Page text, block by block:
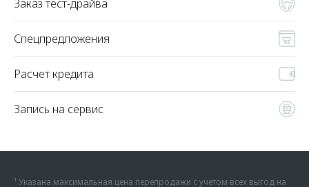
Заказ тест-драйва
Спецпредложения
Расчет кредита
Запись на сервис
¹ Указана максимальная цена перепродажи с учетом всех выгод на